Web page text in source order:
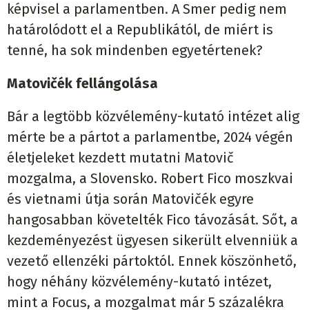
képvisel a parlamentben. A Smer pedig nem
határolódott el a Republikától, de miért is
tenné, ha sok mindenben egyetértenek?
Matovičék fellángolása
Bár a legtöbb közvélemény-kutató intézet alig
mérte be a pártot a parlamentbe, 2024 végén
életjeleket kezdett mutatni Matovič
mozgalma, a Slovensko. Robert Fico moszkvai
és vietnami útja során Matovičék egyre
hangosabban követelték Fico távozását. Sőt, a
kezdeményezést ügyesen sikerült elvenniük a
vezető ellenzéki pártoktól. Ennek köszönhető,
hogy néhány közvélemény-kutató intézet,
mint a Focus, a mozgalmat már 5 százalékra